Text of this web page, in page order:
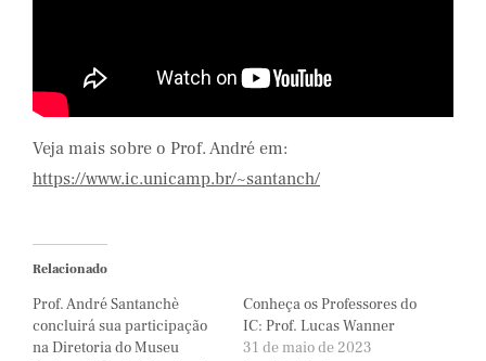
Veja mais sobre o Prof. André em:
https://www.ic.unicamp.br/~santanch/
Relacionado
Prof. André Santanchè
concluirá sua participação
na Diretoria do Museu
Conheça os Professores do
IC: Prof. Lucas Wanner
31 de maio de 2023